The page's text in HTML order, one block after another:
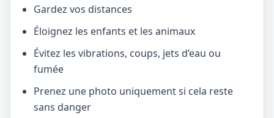
Gardez vos distances
Éloignez les enfants et les animaux
Évitez les vibrations, coups, jets d’eau ou
fumée
Prenez une photo uniquement si cela reste
sans danger